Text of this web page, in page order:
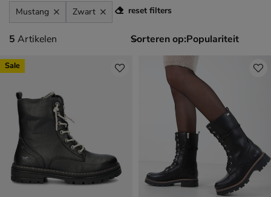
Mustang Zwart reset filters
5 artikelen
5 Artikelen Sorteren op:
Sale